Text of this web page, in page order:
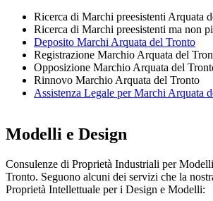
Ricerca di Marchi preesistenti Arquata
Ricerca di Marchi preesistenti ma non
Deposito Marchi Arquata del Tronto
Registrazione Marchio Arquata del
Opposizione Marchio Arquata del
Rinnovo Marchio Arquata del Tronto
Assistenza Legale per Marchi Arquata
Modelli e Design
Consulenze di Proprietà Industriali per
Tronto. Seguono alcuni dei servizi che la
Proprietà Intellettuale per i Design e Modelli: